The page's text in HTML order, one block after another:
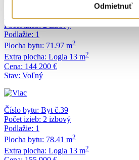
Odmietnuť
Číslo bytu:Byt č.38
Počet izieb:2 izbový
Podlažie: 1
Plocha bytu: 71.97 m2
Extra plocha: Logia 13 m2
Cena: 144 200 €
Stav: Voľný
Číslo bytu: Byt č.39
Počet izieb: 2 izbový
Podlažie: 1
Plocha bytu: 78.41 m2
Extra plocha: Logia 13 m2